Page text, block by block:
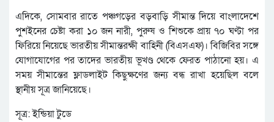
এদিকে, সোমবার রাতে পঞ্চগড়ের বড়বাড়ি সীমান্ত দিয়ে বাংলাদেশে
পুশইনের চেষ্টা করা ১০ জন নারী, পুরুষ ও শিশুকে প্রায় ৭০ ঘণ্টা পর
ফিরিয়ে নিয়েছে ভারতীয় সীমান্তরক্ষী বাহিনী (বিএসএফ)। বিজিবির সঙ্গে
যোগাযোগের পর তাদের ভারতীয় ভূখণ্ড থেকে ফেরত পাঠানো হয়। এ
সময় সীমান্তের ফ্লাডলাইট কিছুক্ষণের জন্য বন্ধ রাখা হয়েছিল বলে
স্থানীয় সূত্র জানিয়েছে।
সূত্র: ইন্ডিয়া টুডে